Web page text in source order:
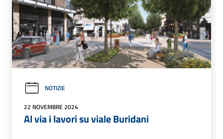
NOTIZIE
22 NOVEMBRE 2024
Al via i lavori su viale Buridani